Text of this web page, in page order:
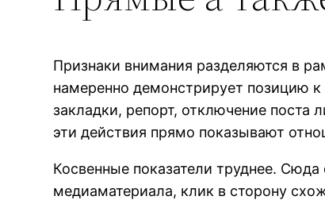
Признаки внимания разделяются в
намеренно демонстрирует позицию
закладки, репорт, отключение поста
эти действия прямо показывают
Косвенные показатели труднее.
медиаматериала, клик в сторону